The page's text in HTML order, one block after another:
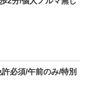
必須/午前のみ/特別